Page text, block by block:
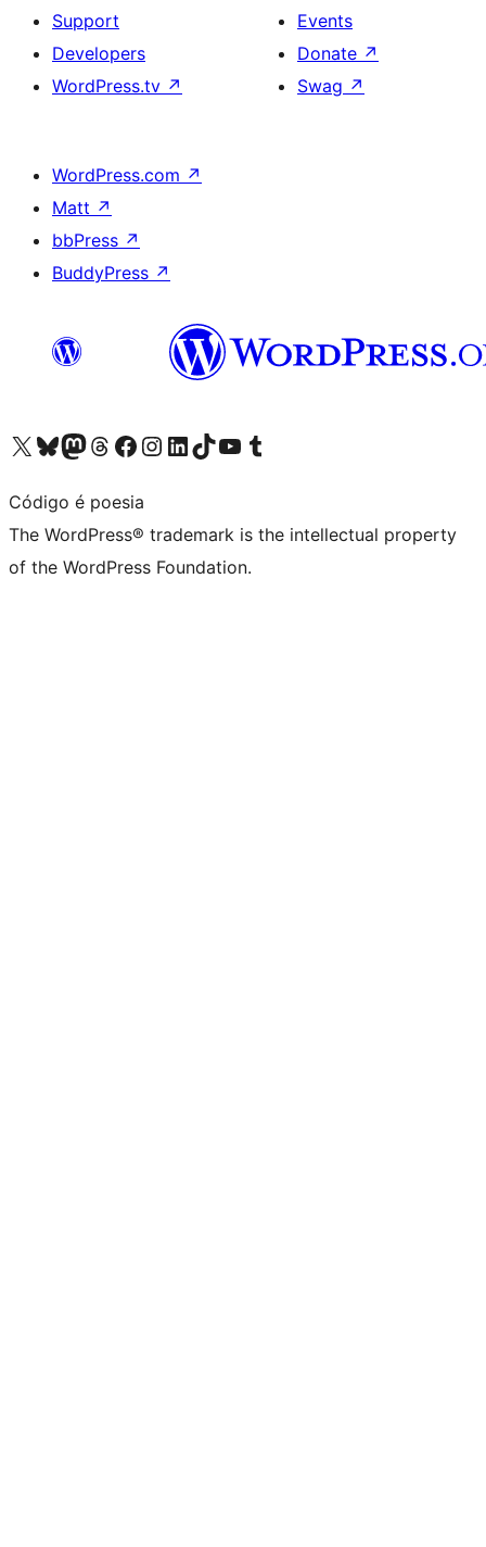
Support
Developers
WordPress.tv ↗
Events
Donate ↗
Swag ↗
WordPress.com ↗
Matt ↗
bbPress ↗
BuddyPress ↗
Visit our X (formerly Twitter) account
Visit our Bluesky account
Visit our Mastodon account
Visit our Threads account
Visit our Facebook page
Visit our Instagram account
Visit our LinkedIn account
Visit our TikTok account
Visit our YouTube channel
Visit our Tumblr account
Código é poesia
The WordPress® trademark is the intellectual property
of the WordPress Foundation.